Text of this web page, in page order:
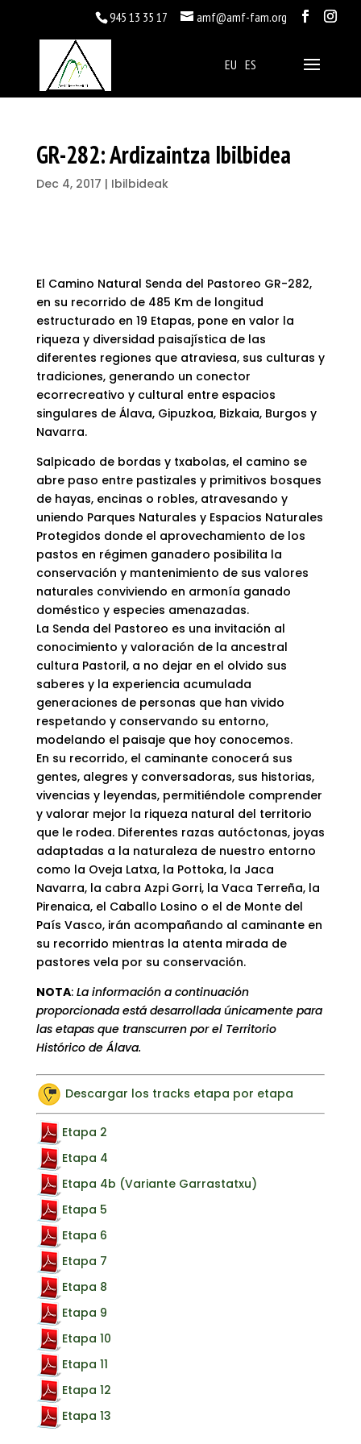
945 13 35 17 amf@amf-fam.org
EU ES
GR-282: Ardizaintza Ibilbidea
Dec 4, 2017 | Ibilbideak
El Camino Natural Senda del Pastoreo GR-282,
en su recorrido de 485 Km de longitud
estructurado en 19 Etapas, pone en valor la
riqueza y diversidad paisajística de las
diferentes regiones que atraviesa, sus culturas y
tradiciones, generando un conector
ecorrecreativo y cultural entre espacios
singulares de Álava, Gipuzkoa, Bizkaia, Burgos y
Navarra.
Salpicado de bordas y txabolas, el camino se
abre paso entre pastizales y primitivos bosques
de hayas, encinas o robles, atravesando y
uniendo Parques Naturales y Espacios Naturales
Protegidos donde el aprovechamiento de los
pastos en régimen ganadero posibilita la
conservación y mantenimiento de sus valores
naturales conviviendo en armonía ganado
doméstico y especies amenazadas.
La Senda del Pastoreo es una invitación al
conocimiento y valoración de la ancestral
cultura Pastoril, a no dejar en el olvido sus
saberes y la experiencia acumulada
generaciones de personas que han vivido
respetando y conservando su entorno,
modelando el paisaje que hoy conocemos.
En su recorrido, el caminante conocerá sus
gentes, alegres y conversadoras, sus historias,
vivencias y leyendas, permitiéndole comprender
y valorar mejor la riqueza natural del territorio
que le rodea. Diferentes razas autóctonas, joyas
adaptadas a la naturaleza de nuestro entorno
como la Oveja Latxa, la Pottoka, la Jaca
Navarra, la cabra Azpi Gorri, la Vaca Terreña, la
Pirenaica, el Caballo Losino o el de Monte del
País Vasco, irán acompañando al caminante en
su recorrido mientras la atenta mirada de
pastores vela por su conservación.
NOTA: La información a continuación
proporcionada está desarrollada únicamente para
las etapas que transcurren por el Territorio
Histórico de Álava.
Descargar los tracks etapa por etapa
Etapa 2
Etapa 4
Etapa 4b (Variante Garrastatxu)
Etapa 5
Etapa 6
Etapa 7
Etapa 8
Etapa 9
Etapa 10
Etapa 11
Etapa 12
Etapa 13